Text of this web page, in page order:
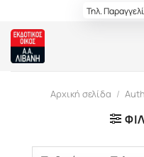
content
Τηλ.
Αρχική σελίδα /